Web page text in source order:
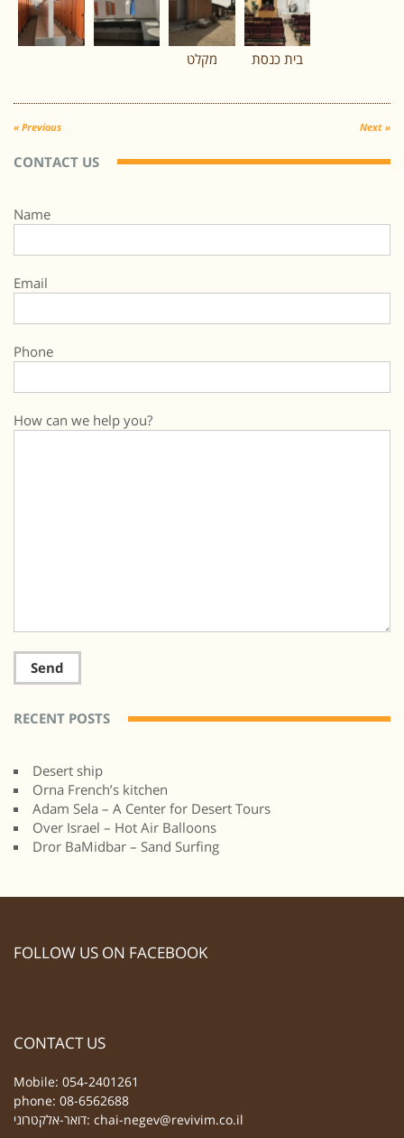
מקלט בית כנסת
« Previous Next »
CONTACT US
Name
Email
Phone
How can we help you?
RECENT POSTS
Desert ship
Orna French’s kitchen
Adam Sela – A Center for Desert Tours
Over Israel – Hot Air Balloons
Dror BaMidbar – Sand Surfing
FOLLOW US ON FACEBOOK
CONTACT US
Mobile: 054-2401261
phone: 08-6562688
דואר-אלקטרוני: chai-negev@revivim.co.il